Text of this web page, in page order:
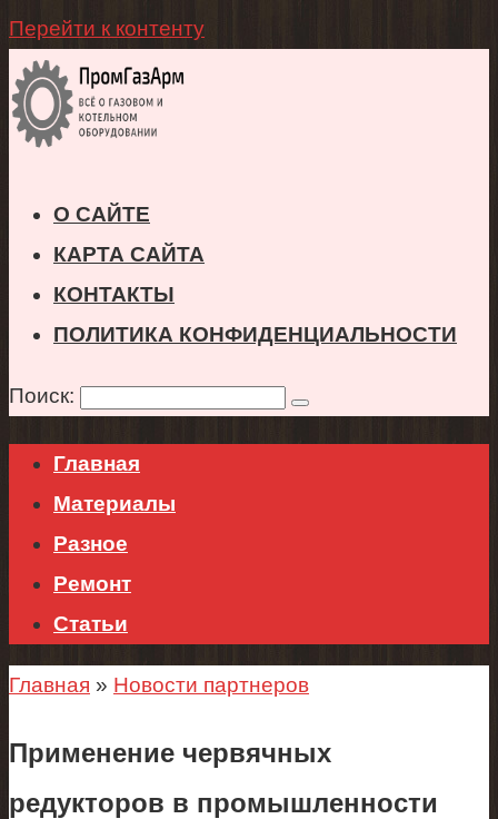
Перейти к контенту
О САЙТЕ
КАРТА САЙТА
КОНТАКТЫ
ПОЛИТИКА КОНФИДЕНЦИАЛЬНОСТИ
Поиск:
Главная
Материалы
Разное
Ремонт
Статьи
Главная » Новости партнеров
Применение червячных
редукторов в промышленности